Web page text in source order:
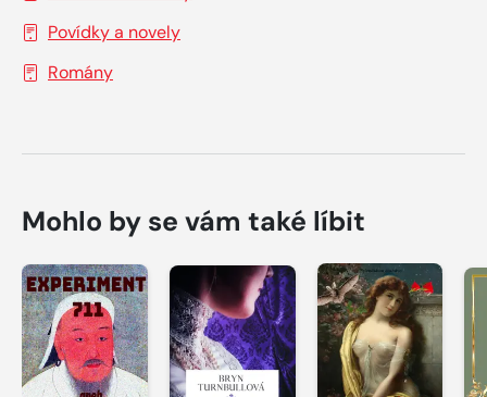
Povídky a novely
Romány
Mohlo by se vám také líbit